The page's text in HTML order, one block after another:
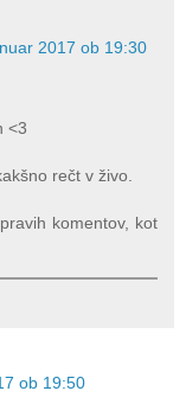
2017 ob 19:30
<3
rečt v živo.
komentov, kot
ob 19:50